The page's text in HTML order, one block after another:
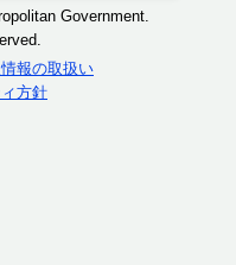
Government.
報の取扱い
方針